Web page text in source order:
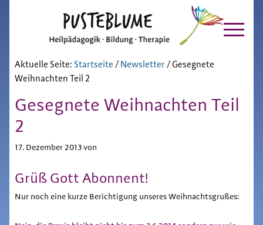
Hauptnavigation
content
Pusteblume
Chiemgau
Aktuelle Seite: Startseite / Newsletter /Gesegnete
Weihnachten Teil 2
Gesegnete Weihnachten Teil
2
17. Dezember 2013von
Grüß Gott Abonnent!
Nur noch eine kurze Berichtigung unseres Weihnachtsgrußes: